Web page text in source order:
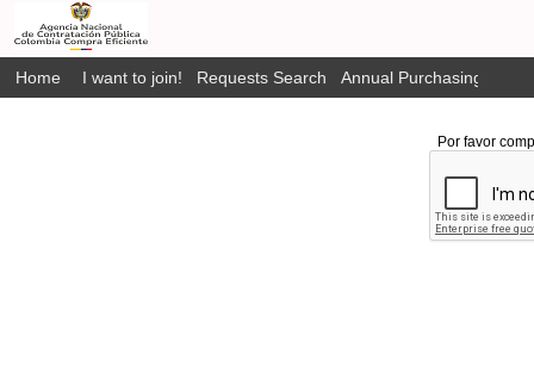
Home I want to join! Requests Search Annual Purchasing Plan
Por favor